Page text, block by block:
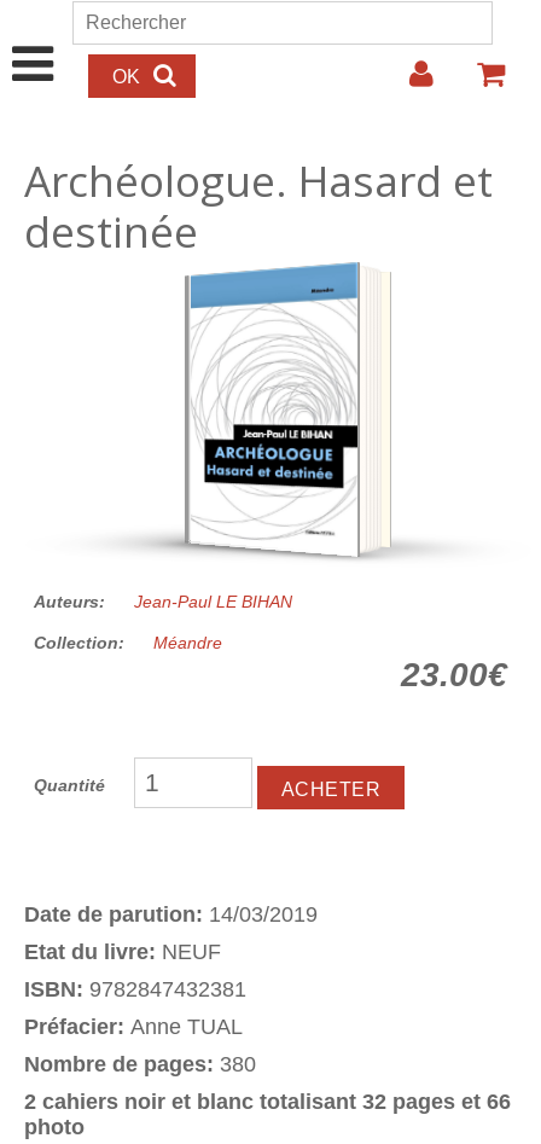
Aller au contenu principal
Formulaire de recherche
Rechercher
Archéologue. Hasard et
destinée
23.00€
Auteurs: Jean-Paul LE BIHAN
Collection: Méandre
23.00€
Quantité
Date de parution: 14/03/2019
Etat du livre: NEUF
ISBN: 9782847432381
Préfacier: Anne TUAL
Nombre de pages: 380
2 cahiers noir et blanc totalisant 32 pages et 66
photo